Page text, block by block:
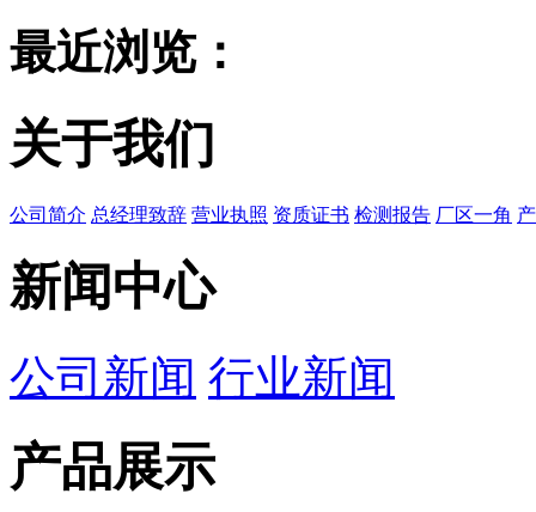
最近浏览：
关于我们
公司简介 总经理致辞 营业执照 资质证书 检测报告 厂区一角
新闻中心
公司新闻 行业新闻
产品展示